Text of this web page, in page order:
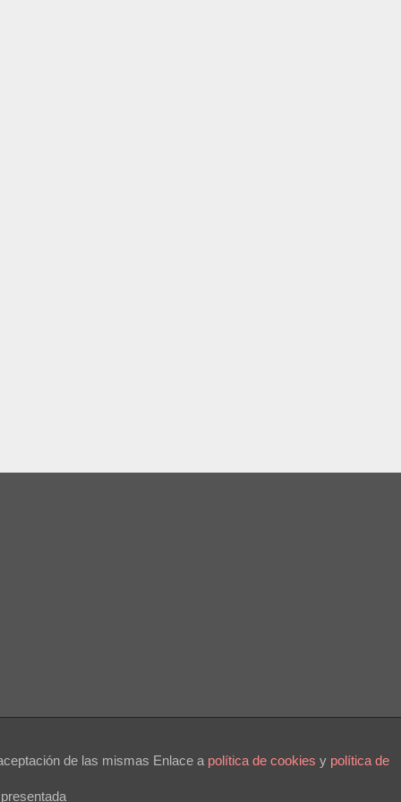
de las mismas Enlace a polí­tica de cookies y política de